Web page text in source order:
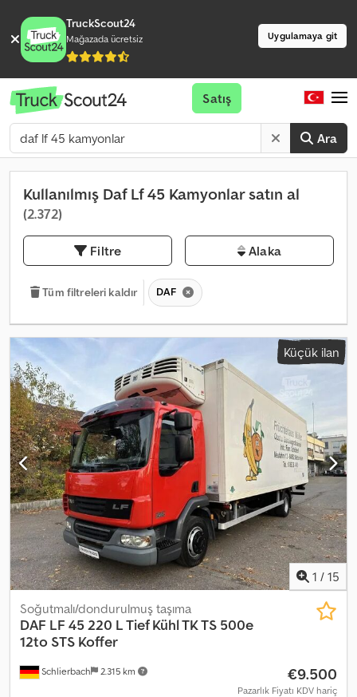
TruckScout24
Mağazada ücretsiz Uygulamaya git
Ara
Satış
Kullanılmış Daf Lf 45 Kamyonlar satın al
(2.372)
Filtre Alaka
Tüm filtreleri kaldır DAF
Küçük ilan
1 / 15
Schlierbach 2.315 km
Soğutmalı/dondurulmuş taşıma
DAF LF 45 220 L Tief Kühl TK TS 500e
12to STS Koffer
€9.500
Pazarlık Fiyatı KDV hariç